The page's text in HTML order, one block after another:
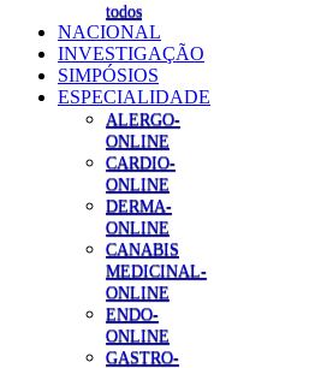
todos
NACIONAL
INVESTIGAÇÃO
SIMPÓSIOS
ESPECIALIDADE
ALERGO-
ONLINE
CARDIO-
ONLINE
DERMA-
ONLINE
CANABIS
MEDICINAL-
ONLINE
ENDO-
ONLINE
GASTRO-